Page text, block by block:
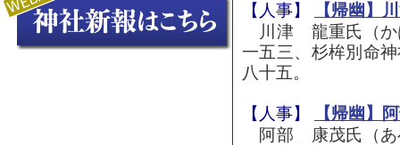
【人事】
【帰幽】
川津 龍重氏（か
一五三、杉桙別命
八十五。
【人事】
【帰幽】
阿部 康茂氏（あ